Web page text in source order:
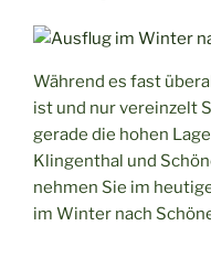
zum
Während es fast
ist und nur vereinzelt
gerade die hohen
Klingenthal und
nehmen Sie im
im Winter nach